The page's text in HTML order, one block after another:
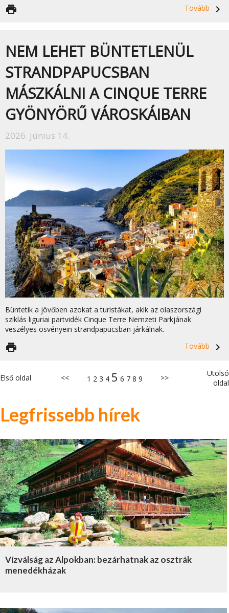
Tovább
navigate_next
print
NEM LEHET BÜNTETLENÜL
STRANDPAPUCSBAN
MÁSZKÁLNI A CINQUE TERRE
GYÖNYÖRŰ VÁROSKÁIBAN
2026. június 14.
Büntetik a jövőben azokat a turistákat, akik az olaszországi
sziklás liguriai partvidék Cinque Terre Nemzeti Parkjának
veszélyes ösvényein strandpapucsban járkálnak.
Tovább
navigate_next
print
Első oldal << 1 2 3 4 5 6 7 8 9 >>
Utolsó
oldal
Legfrissebb hírek
Vízválság az Alpokban: bezárhatnak az osztrák
menedékházak